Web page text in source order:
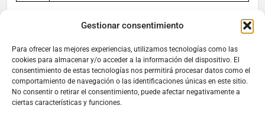
Gestionar consentimiento
Para ofrecer las mejores experiencias, utilizamos tecnologías como las
cookies para almacenar y/o acceder a la información del dispositivo. El
consentimiento de estas tecnologías nos permitirá procesar datos como el
comportamiento de navegación o las identificaciones únicas en este sitio.
No consentir o retirar el consentimiento, puede afectar negativamente a
ciertas características y funciones.
« Jul
Aviso legal
Política de privacidad